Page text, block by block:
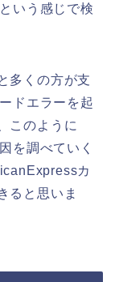
いう感じで検
多くの方が支
ドエラーを起
このように
を調べていく
カ
ると思いま